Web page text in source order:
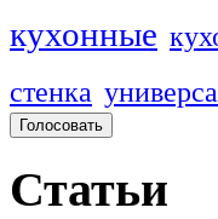
кухонные
стенка
Статьи